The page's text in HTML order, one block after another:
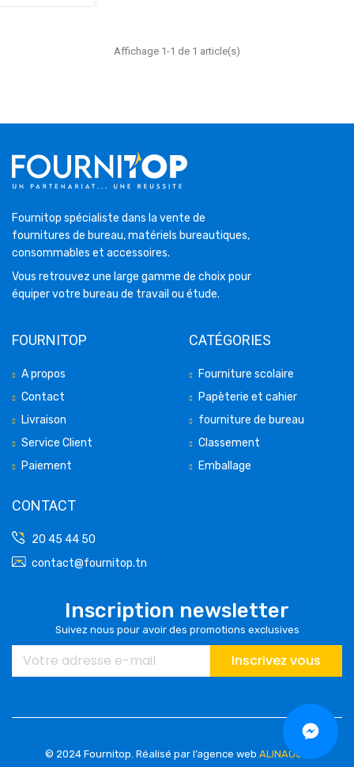
Affichage 1-1 de 1 article(s)
Fournitop spécialiste dans la vente de
fournitures de bureau, matériels bureautiques,
consommables et accessoires.
Vous retrouvez une large gamme de choix pour
équiper votre bureau de travail ou étude.
FOURNITOP
A propos
Contact
Livraison
Service Client
Paiement
CATÉGORIES
Fourniture scolaire
Papèterie et cahier
fourniture de bureau
Classement
Emballage
CONTACT
20 45 44 50
contact@fournitop.tn
Inscription newsletter
Suivez nous pour avoir des promotions exclusives
Inscrivez vous
© 2024 Fournitop. Réalisé par l’agence web ALINAOUS